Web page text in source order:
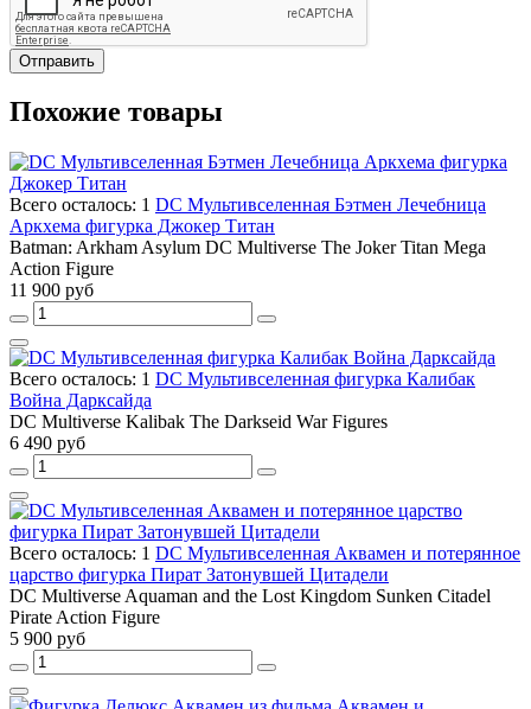
Отправить
Похожие товары
Всего осталось: 1 DC Мультивселенная Бэтмен Лечебница
Аркхема фигурка Джокер Титан
Batman: Arkham Asylum DC Multiverse The Joker Titan Mega
Action Figure
11 900 руб
Всего осталось: 1 DC Мультивселенная фигурка Калибак
Война Дарксайда
DC Multiverse Kalibak The Darkseid War Figures
6 490 руб
Всего осталось: 1 DC Мультивселенная Аквамен и потерянное
царство фигурка Пират Затонувшей Цитадели
DC Multiverse Aquaman and the Lost Kingdom Sunken Citadel
Pirate Action Figure
5 900 руб